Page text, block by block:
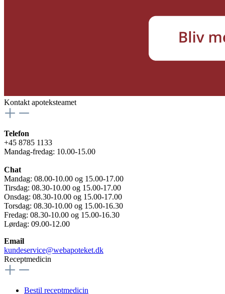
Kontakt apoteksteamet
Telefon
+45 8785 1133
Mandag-fredag: 10.00-15.00
Chat
Mandag: 08.00-10.00 og 15.00-17.00
Tirsdag: 08.30-10.00 og 15.00-17.00
Onsdag: 08.30-10.00 og 15.00-17.00
Torsdag: 08.30-10.00 og 15.00-16.30
Fredag: 08.30-10.00 og 15.00-16.30
Lørdag: 09.00-12.00
Email
kundeservice@webapoteket.dk
Receptmedicin
Bestil receptmedicin